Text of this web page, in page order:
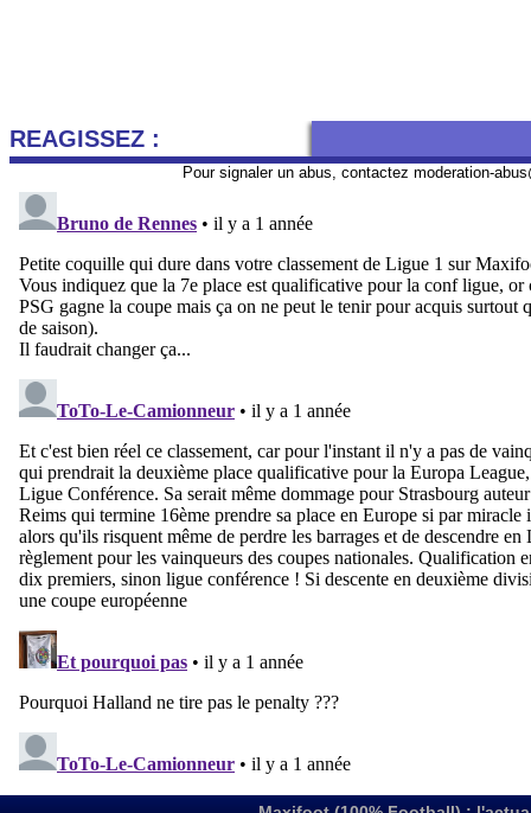
REAGISSEZ :
Pour signaler un abus, contactez moderation-